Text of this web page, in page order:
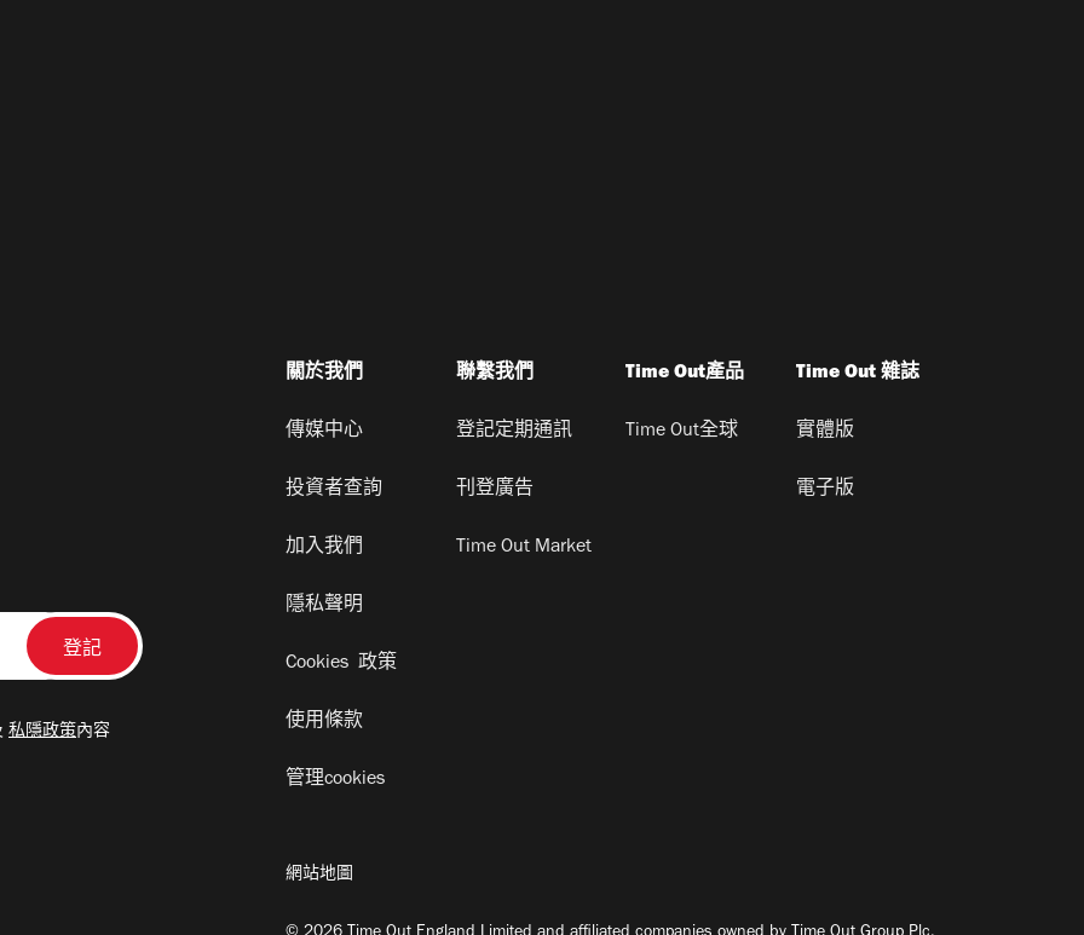
私隱政策內容
關於我們
傳媒中心
投資者查詢
加入我們
隱私聲明
Cookies 政策
使用條款
管理cookies
聯繫我們
登記定期通訊
刊登廣告
Time Out Market
Time Out產品
Time Out全球
Time Out 雜誌
實體版
電子版
網站地圖